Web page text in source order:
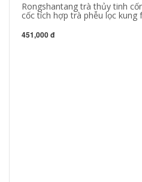
Rongshantang trà thủy tinh
cốc tích hợp trà phễu lọc kung
451,000 đ